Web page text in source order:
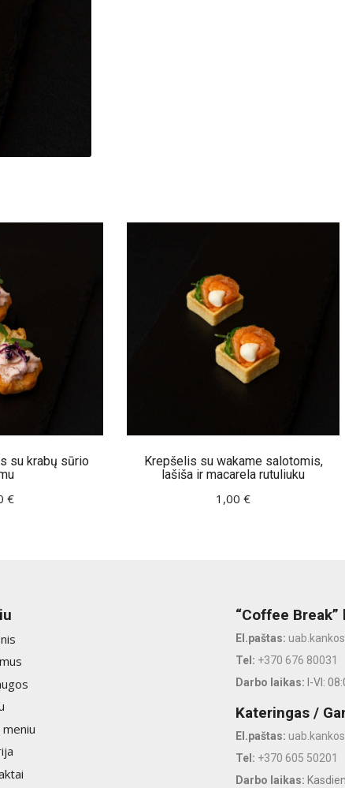
su krabų sūrio
€
Krepšelis su wakame salotomis,
lašiša ir macarela rutuliuku
1,00 €
meniu
“Coffee Break”
El.paštas:
Tel: +370 676 80031
Darbo laikas: I-VI:
Kateringas /
El.paštas:
Tel: +370 605 50201
Darbo laikas: